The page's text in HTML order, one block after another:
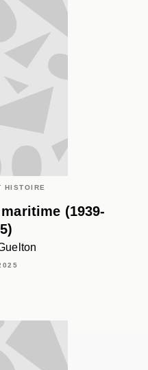
HISTOIRE
(1939-